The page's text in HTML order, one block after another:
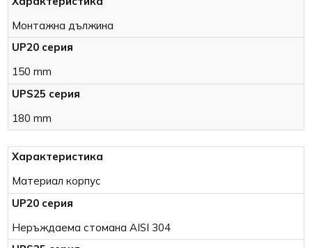
Монтажна дължина
150 mm
180 mm
Материал корпус
Неръждаема стомана AISI 304